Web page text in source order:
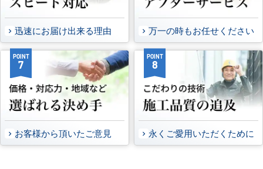
迅速にお届け出来る理由 万一の時もお任せください
POINT
7
お客様から頂いたご意見
POINT
8
永くご愛用いただくために